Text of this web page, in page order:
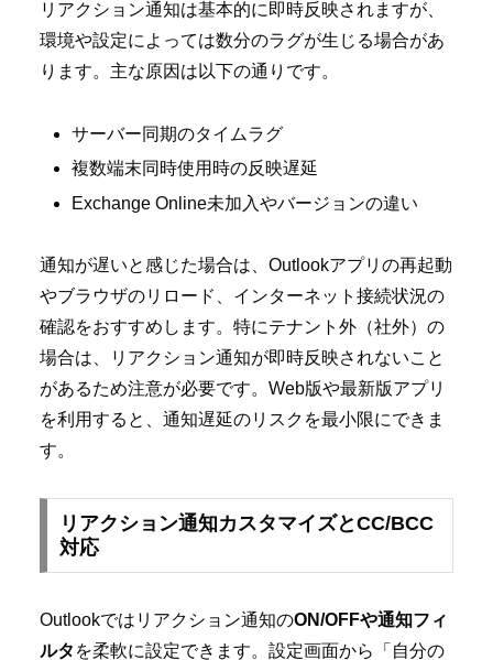
リアクション通知は基本的に即時反映されますが、
環境や設定によっては数分のラグが生じる場合があ
ります。主な原因は以下の通りです。
サーバー同期のタイムラグ
複数端末同時使用時の反映遅延
Exchange Online未加入やバージョンの違い
通知が遅いと感じた場合は、Outlookアプリの再起動
やブラウザのリロード、インターネット接続状況の
確認をおすすめします。特にテナント外（社外）の
場合は、リアクション通知が即時反映されないこと
があるため注意が必要です。Web版や最新版アプリ
を利用すると、通知遅延のリスクを最小限にできま
す。
リアクション通知カスタマイズとCC/BCC
対応
Outlookではリアクション通知のON/OFFや通知フィ
ルタ を柔軟に設定できます。設定画面から「自分の